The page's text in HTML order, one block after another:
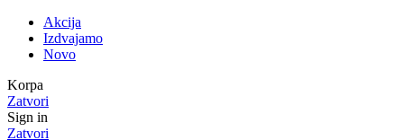
Akcija
Izdvajamo
Novo
Korpa
Zatvori
Sign in
Zatvori